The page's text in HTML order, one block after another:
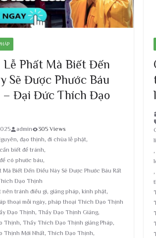
Phất Mà Biết Đến
Sẽ Được Phước Báu
– Đại Đức Thích Đạo
admin
305 Views
, đạo thịnh, đi chùa lễ phật,
biết để tránh,
có phước báu,
Mà Biết Đến Điều Này Sẽ Được Phước Báu Rất
Đạo Thịnh
nên tránh điều gì, giảng pháp, kinh phật,
thoại mỗi ngày, pháp thoại Thích Đạo Thịnh
Đạo Thịnh, Thầy Đạo Thịnh Giảng,
Thịnh, Thầy Thích Đạo Thịnh giảng Pháp,
Thịnh Mới Nhất, Thích Đạo Thịnh,
,